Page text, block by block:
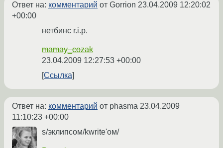
Ответ на: комментарий от Gorrion 23.04.2009 12:20:02
+00:00
нетбинс r.i.p.
mamay_cozak
23.04.2009 12:27:53 +00:00
Ссылка
Ответ на: комментарий от phasma 23.04.2009
11:10:23 +00:00
s/эклипсом/kwrite'ом/